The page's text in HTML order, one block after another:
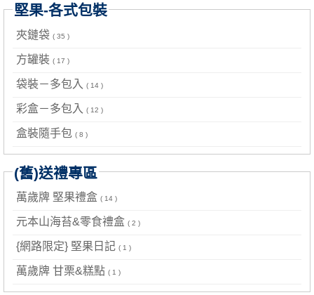
堅果-各式包裝
夾鏈袋 ( 35 )
方罐裝 ( 17 )
袋裝－多包入 ( 14 )
彩盒－多包入 ( 12 )
盒裝隨手包 ( 8 )
(舊)送禮專區
萬歲牌 堅果禮盒 ( 14 )
元本山海苔&零食禮盒 ( 2 )
{網路限定} 堅果日記 ( 1 )
萬歲牌 甘栗&糕點 ( 1 )